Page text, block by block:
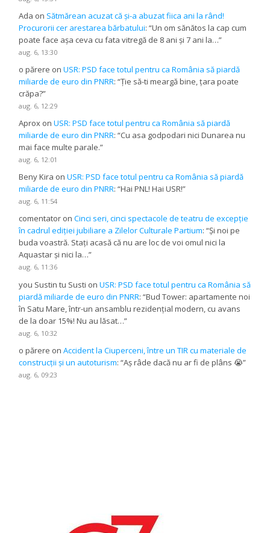
Ada on Sătmărean acuzat că și-a abuzat fiica ani la rând!
Procurorii cer arestarea bărbatului: “Un om sănătos la cap cum
poate face așa ceva cu fata vitregă de 8 ani și 7 ani la…”
aug. 6, 13:30
o părere onUSR: PSD face totul pentru ca România să piardă
miliarde de euro din PNRR: “Ție să-ti meargă bine, țara poate
crăpa?”
aug. 6, 12:29
Aprox onUSR: PSD face totul pentru ca România să piardă
miliarde de euro din PNRR: “Cu asa godpodari nici Dunarea nu
mai face multe parale.”
aug. 6, 12:01
Beny Kira onUSR: PSD face totul pentru ca România să piardă
miliarde de euro din PNRR: “Hai PNL! Hai USR!”
aug. 6, 11:54
comentator onCinci seri, cinci spectacole de teatru de excepție
în cadrul ediției jubiliare a Zilelor Culturale Partium: “Și noi pe
buda voastră. Stați acasă că nu are loc de voi omul nici la
Aquastar și nici la…”
aug. 6, 11:36
you Sustin tu Susti onUSR: PSD face totul pentru ca România să
piardă miliarde de euro din PNRR: “Bud Tower: apartamente noi
în Satu Mare, într-un ansamblu rezidențial modern, cu avans
de la doar 15%! Nu au lăsat…”
aug. 6, 10:32
o părere onAccident la Ciuperceni, între un TIR cu materiale de
construcții și un autoturism: “Aș râde dacă nu ar fi de plâns 😭”
aug. 6, 09:23